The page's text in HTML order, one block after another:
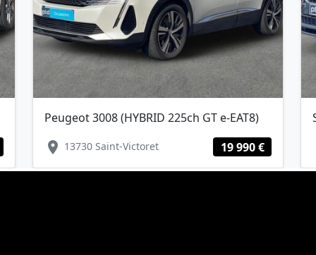
Peugeot 3008 (HYBRID 225ch GT e-EAT8)
location_on 13730 Saint-Victoret 19 990 €